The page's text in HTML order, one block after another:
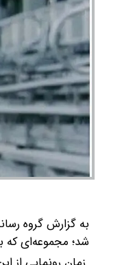
به گزارش گروه
شد؛ مجموعه‌ای که